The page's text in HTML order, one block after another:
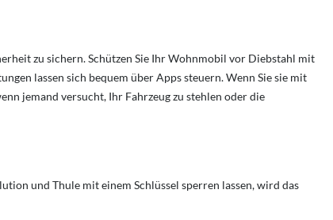
zu sichern. Schützen Sie Ihr Wohnmobil vor Diebstahl mit
lassen sich bequem über Apps steuern. Wenn Sie sie mit
jemand versucht, Ihr Fahrzeug zu stehlen oder die
und Thule mit einem Schlüssel sperren lassen, wird das